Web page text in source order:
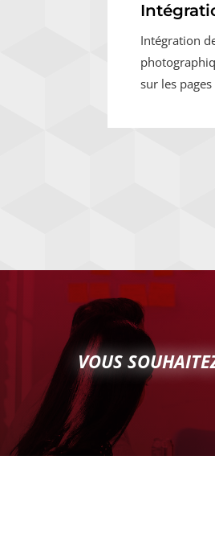
Intégration
sur les
VOUS